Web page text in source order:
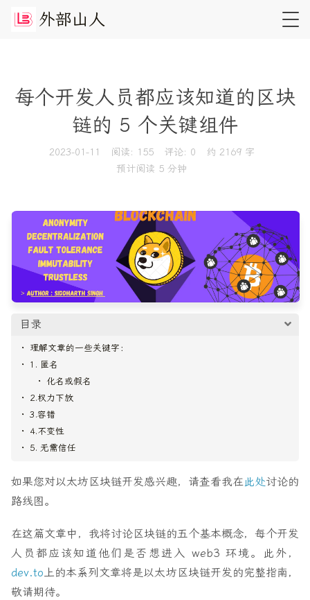
外部山 人
每个开发人员都应该知道的区块
链的 5 个关键组件
2023-01-11 阅读: 155 评论: 0
约 2169 字
预计阅读 5 分钟
目录
理解文章的一些关键字：
1. 匿名
化名或假名
2.权力下放
3.容错
4.不变性
5. 无需信任
如果您对以太坊区块链开发感兴趣，请查看我在 此处讨论的
路线图。
在这篇文章中，我将讨论区块链的五个基本概念，每个开发
人员都应该知道他们是否想进入 web3 环境。此外，
dev.to上的本系列文章将是以太坊区块链开发的完整指南，
敬请期待。